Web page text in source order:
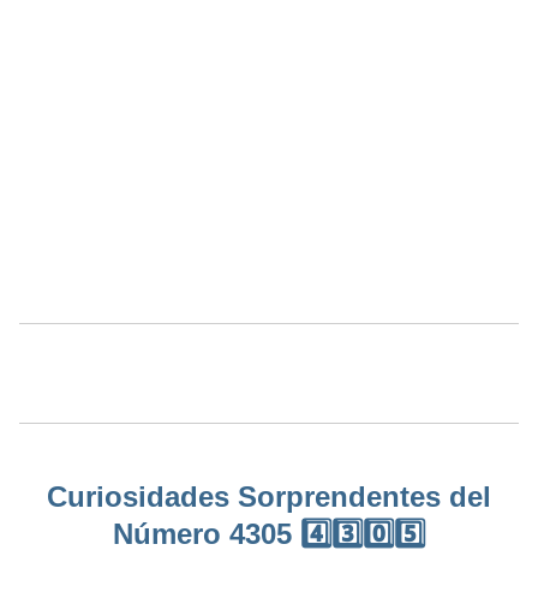
Curiosidades Sorprendentes del
Número 4305 4️⃣3️⃣0️⃣5️⃣